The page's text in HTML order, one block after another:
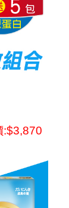
:$3,870